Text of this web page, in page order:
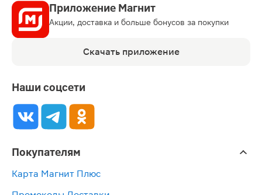
Приложение Магнит
Акции, доставка и больше бонусов за покупки
Скачать приложение
Наши соцсети
Покупателям
Карта Магнит Плюс